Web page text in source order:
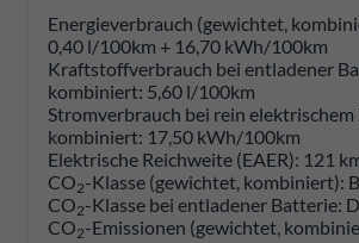
Energieverbrauch (gewichtet,
0,40 l/100km + 16,70 kWh/100km
Kraftstoffverbrauch bei entladener
kombiniert: 5,60 l/100km
Stromverbrauch bei rein
kombiniert: 17,50 kWh/100km
Elektrische Reichweite (EAER): 121
CO2-Klasse (gewichtet, kombiniert): B
CO2-Klasse bei entladener Batterie: D
CO2-Emissionen (gewichtet,